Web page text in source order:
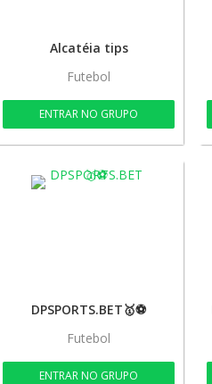
Alcatéia tips
Futebol
ENTRAR NO GRUPO
DPSPORTS.BET🥇⚽
Futebol
ENTRAR NO GRUPO